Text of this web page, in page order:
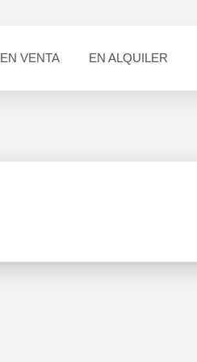
EN VENTA EN ALQUILER